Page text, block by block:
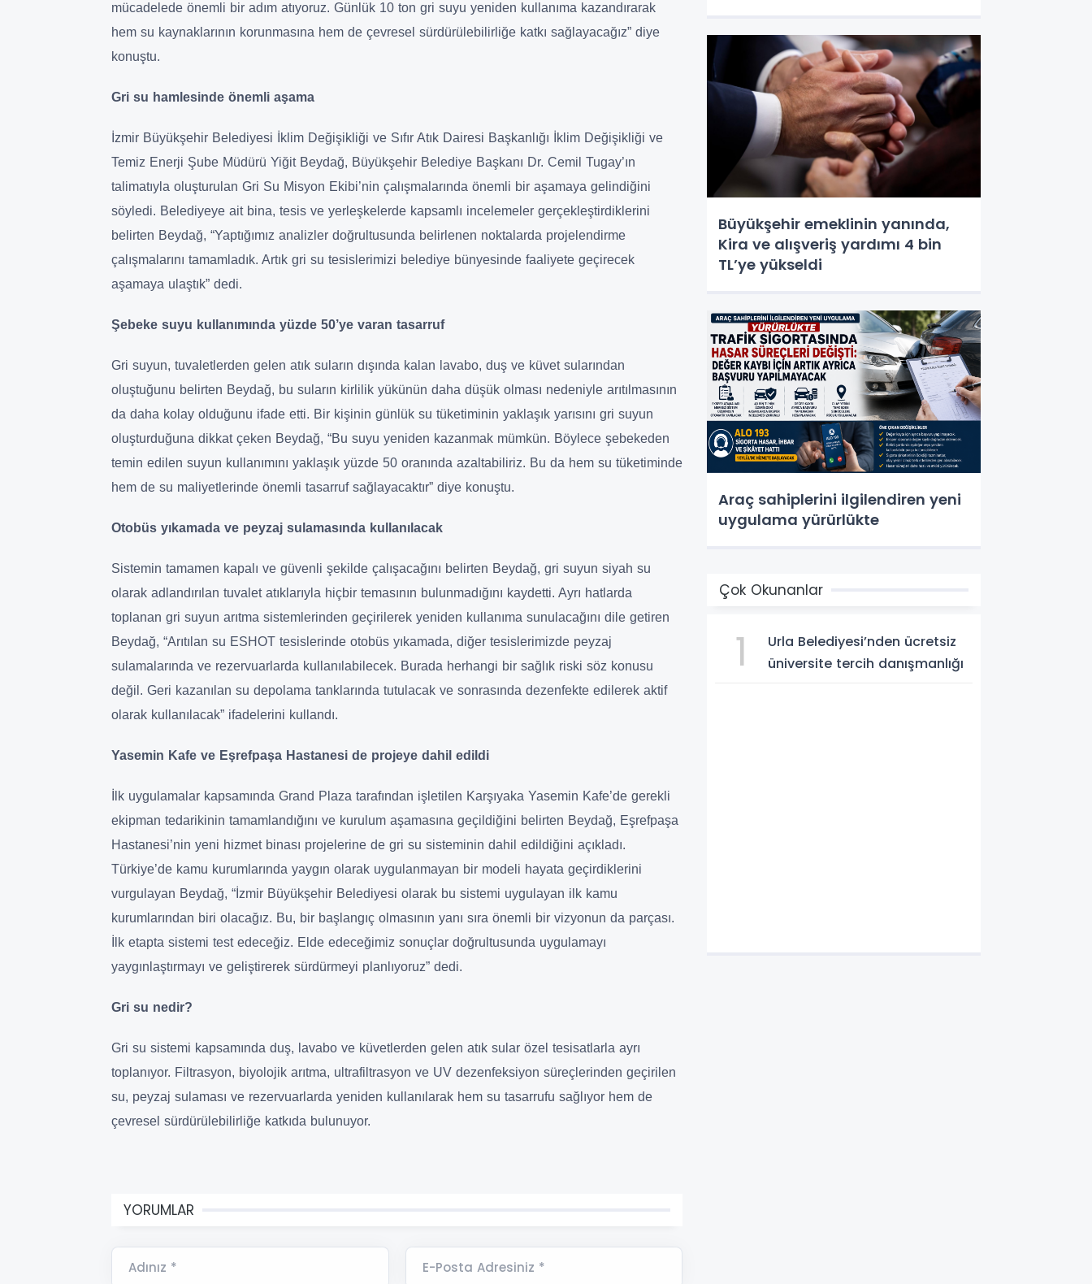
mücadelede önemli bir adım atıyoruz. Günlük 10 ton gri suyu yeniden kullanıma kazandırarak
hem su kaynaklarının korunmasına hem de çevresel sürdürülebilirliğe katkı sağlayacağız” diye
konuştu.
Gri su hamlesinde önemli aşama
İzmir Büyükşehir Belediyesi İklim Değişikliği ve Sıfır Atık Dairesi Başkanlığı İklim Değişikliği ve
Temiz Enerji Şube Müdürü Yiğit Beydağ, Büyükşehir Belediye Başkanı Dr. Cemil Tugay’ın
talimatıyla oluşturulan Gri Su Misyon Ekibi’nin çalışmalarında önemli bir aşamaya gelindiğini
söyledi. Belediyeye ait bina, tesis ve yerleşkelerde kapsamlı incelemeler gerçekleştirdiklerini
belirten Beydağ, “Yaptığımız analizler doğrultusunda belirlenen noktalarda projelendirme
çalışmalarını tamamladık. Artık gri su tesislerimizi belediye bünyesinde faaliyete geçirecek
aşamaya ulaştık” dedi.
Şebeke suyu kullanımında yüzde 50’ye varan tasarruf
Gri suyun, tuvaletlerden gelen atık suların dışında kalan lavabo, duş ve küvet sularından
oluştuğunu belirten Beydağ, bu suların kirlilik yükünün daha düşük olması nedeniyle arıtılmasının
da daha kolay olduğunu ifade etti. Bir kişinin günlük su tüketiminin yaklaşık yarısını gri suyun
oluşturduğuna dikkat çeken Beydağ, “Bu suyu yeniden kazanmak mümkün. Böylece şebekeden
temin edilen suyun kullanımını yaklaşık yüzde 50 oranında azaltabiliriz. Bu da hem su tüketiminde
hem de su maliyetlerinde önemli tasarruf sağlayacaktır” diye konuştu.
Otobüs yıkamada ve peyzaj sulamasında kullanılacak
Sistemin tamamen kapalı ve güvenli şekilde çalışacağını belirten Beydağ, gri suyun siyah su
olarak adlandırılan tuvalet atıklarıyla hiçbir temasının bulunmadığını kaydetti. Ayrı hatlarda
toplanan gri suyun arıtma sistemlerinden geçirilerek yeniden kullanıma sunulacağını dile getiren
Beydağ, “Arıtılan su ESHOT tesislerinde otobüs yıkamada, diğer tesislerimizde peyzaj
sulamalarında ve rezervuarlarda kullanılabilecek. Burada herhangi bir sağlık riski söz konusu
değil. Geri kazanılan su depolama tanklarında tutulacak ve sonrasında dezenfekte edilerek aktif
olarak kullanılacak” ifadelerini kullandı.
Yasemin Kafe ve Eşrefpaşa Hastanesi de projeye dahil edildi
İlk uygulamalar kapsamında Grand Plaza tarafından işletilen Karşıyaka Yasemin Kafe’de gerekli
ekipman tedarikinin tamamlandığını ve kurulum aşamasına geçildiğini belirten Beydağ, Eşrefpaşa
Hastanesi’nin yeni hizmet binası projelerine de gri su sisteminin dahil edildiğini açıkladı.
Türkiye’de kamu kurumlarında yaygın olarak uygulanmayan bir modeli hayata geçirdiklerini
vurgulayan Beydağ, “İzmir Büyükşehir Belediyesi olarak bu sistemi uygulayan ilk kamu
kurumlarından biri olacağız. Bu, bir başlangıç olmasının yanı sıra önemli bir vizyonun da parçası.
İlk etapta sistemi test edeceğiz. Elde edeceğimiz sonuçlar doğrultusunda uygulamayı
yaygınlaştırmayı ve geliştirerek sürdürmeyi planlıyoruz” dedi.
Gri su nedir?
Gri su sistemi kapsamında duş, lavabo ve küvetlerden gelen atık sular özel tesisatlarla ayrı
toplanıyor. Filtrasyon, biyolojik arıtma, ultrafiltrasyon ve UV dezenfeksiyon süreçlerinden geçirilen
su, peyzaj sulaması ve rezervuarlarda yeniden kullanılarak hem su tasarrufu sağlıyor hem de
çevresel sürdürülebilirliğe katkıda bulunuyor.
YORUMLAR
Adınız * E-Posta Adresiniz *
Büyükşehir emeklinin yanında,
Kira ve alışveriş yardımı 4 bin
TL’ye yükseldi
Araç sahiplerini ilgilendiren yeni
uygulama yürürlükte
Çok Okunanlar
1
Urla Belediyesi’nden ücretsiz
üniversite tercih danışmanlığı